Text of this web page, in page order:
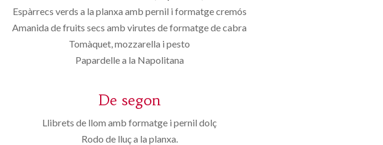
Espàrrecs verds a la planxa amb pernil i formatge cremós
Amanida de fruits secs amb virutes de formatge de cabra
Tomàquet, mozzarella i pesto
Papardelle a la Napolitana
De segon
Llibrets de llom amb formatge i pernil dolç
Rodo de lluç a la planxa.